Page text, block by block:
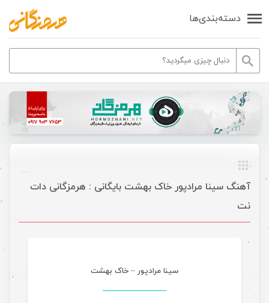
دسته‌بندی‌ها
آهنگ سینا مرادپور خاک بهشت بایگانی : هرمزگانی دات
نت
سینا مرادپور – خاک بهشت